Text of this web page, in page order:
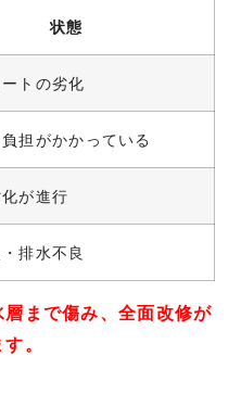
状態
ートの劣化
担がかかっている
が進行
排水不良
層まで傷み、全面改修が
。